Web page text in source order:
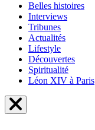
Belles histoires
Interviews
Tribunes
Actualités
Lifestyle
Découvertes
Spiritualité
Léon XIV à Paris